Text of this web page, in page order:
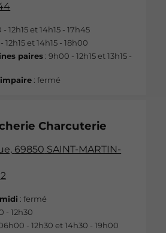
12h15 et 14h15 - 17h45
12h15 et 14h15 - 18h00
paires : 9h00 - 12h15 et 13h15 -
: fermé
Charcuterie
69850 SAINT-MARTIN-
: fermé
- 12h30
- 12h30 et 14h30 - 19h00